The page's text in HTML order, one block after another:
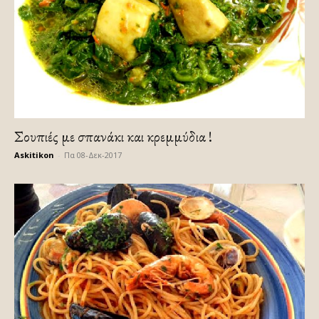
Σουπιές με σπανάκι και κρεμμύδια !
Askitikon Πα 08-Δεκ-2017